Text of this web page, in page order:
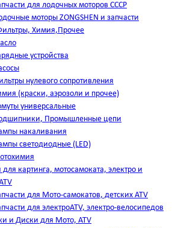
для лодочных моторов СССР
моторы ZONGSHEN и запчасти
Химия,Прочее
устройства
нулевого сопротивления
(краски, аэрозоли и прочее)
универсальные
Промышленные цепи
накаливания
светодиодные (LED)
для картинга, мотосамоката, электро и
для Мото-самокатов, детских ATV
для электроATV, электро-велосипедов
и Диски для Мото, ATV